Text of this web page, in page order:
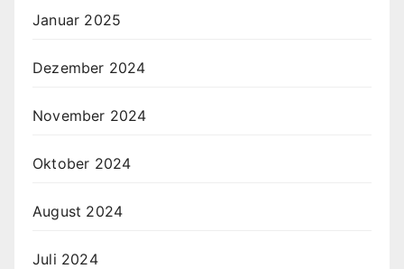
Januar 2025
Dezember 2024
November 2024
Oktober 2024
August 2024
Juli 2024